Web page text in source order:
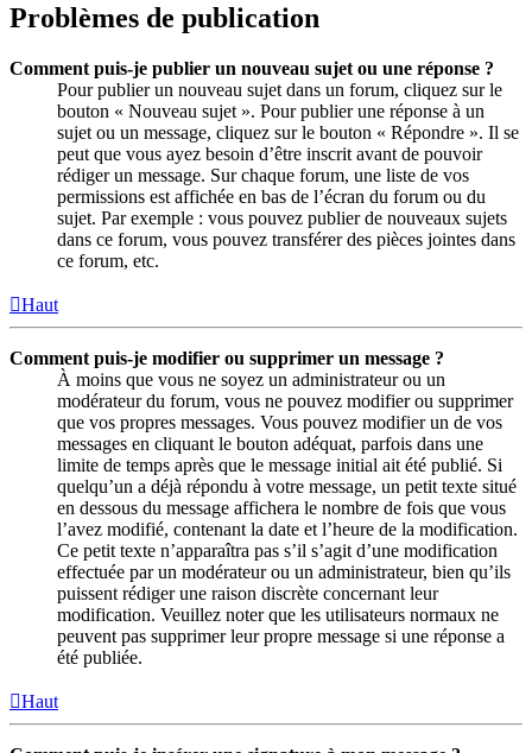
Problèmes de publication
Comment puis-je publier un nouveau sujet ou une réponse ?
Pour publier un nouveau sujet dans un forum, cliquez sur le
bouton « Nouveau sujet ». Pour publier une réponse à un
sujet ou un message, cliquez sur le bouton « Répondre ». Il se
peut que vous ayez besoin d’être inscrit avant de pouvoir
rédiger un message. Sur chaque forum, une liste de vos
permissions est affichée en bas de l’écran du forum ou du
sujet. Par exemple : vous pouvez publier de nouveaux sujets
dans ce forum, vous pouvez transférer des pièces jointes dans
ce forum, etc.
Haut
Comment puis-je modifier ou supprimer un message ?
À moins que vous ne soyez un administrateur ou un
modérateur du forum, vous ne pouvez modifier ou supprimer
que vos propres messages. Vous pouvez modifier un de vos
messages en cliquant le bouton adéquat, parfois dans une
limite de temps après que le message initial ait été publié. Si
quelqu’un a déjà répondu à votre message, un petit texte situé
en dessous du message affichera le nombre de fois que vous
l’avez modifié, contenant la date et l’heure de la modification.
Ce petit texte n’apparaîtra pas s’il s’agit d’une modification
effectuée par un modérateur ou un administrateur, bien qu’ils
puissent rédiger une raison discrète concernant leur
modification. Veuillez noter que les utilisateurs normaux ne
peuvent pas supprimer leur propre message si une réponse a
été publiée.
Haut